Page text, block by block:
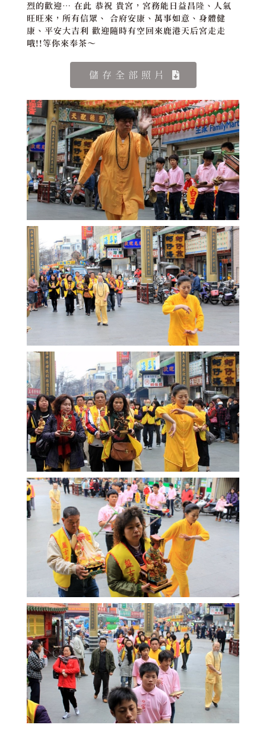
烈的歡迎… 在此 恭祝 貴宮，宮務能日益昌隆、人氣
旺旺來，所有信眾、 合府安康、萬事如意、身體健
康、平安大吉利 歡迎隨時有空回來鹿港天后宮走走
哦!!等你來奉茶～
儲存全部照片